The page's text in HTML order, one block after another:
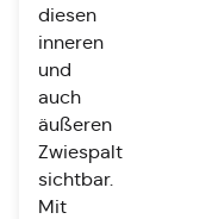
diesen
inneren
und
auch
äußeren
Zwiespalt
sichtbar.
Mit